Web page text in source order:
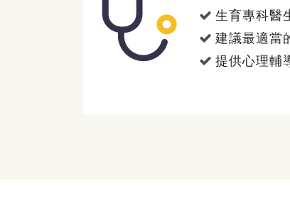
生育專科醫
建議最適當
提供心理輔